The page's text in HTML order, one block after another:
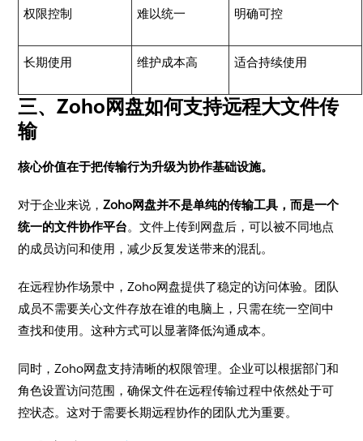
权限控制 难以统一 明确可控
长期使用 维护成本高 适合持续使用
三、Zoho网盘如何支持远程大文件传
输
核心价值在于把传输行为升级为协作基础设施。
对于企业来说，Zoho网盘并不是单纯的传输工具，而是一个
统一的文件协作平台。文件上传到网盘后，可以被不同地点
的成员访问和使用，减少反复发送带来的混乱。
在远程协作场景中，Zoho网盘提供了稳定的访问体验。团队
成员不需要关心文件存放在谁的电脑上，只需在统一空间中
查找和使用。这种方式可以显著降低沟通成本。
同时，Zoho网盘支持清晰的权限管理。企业可以根据部门和
角色设置访问范围，确保文件在远程传输过程中依然处于可
控状态。这对于需要长期远程协作的团队尤为重要。